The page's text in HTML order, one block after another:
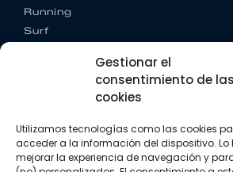
Gestionar el
consentimiento de las
cookies
Utilizamos tecnologías como las cookies
acceder a la información del dispositivo.
mejorar la experiencia de navegación y
Running
Surf
CONTACTO
+34 662 342 177
info@vkssport.com
SÍGUENOS